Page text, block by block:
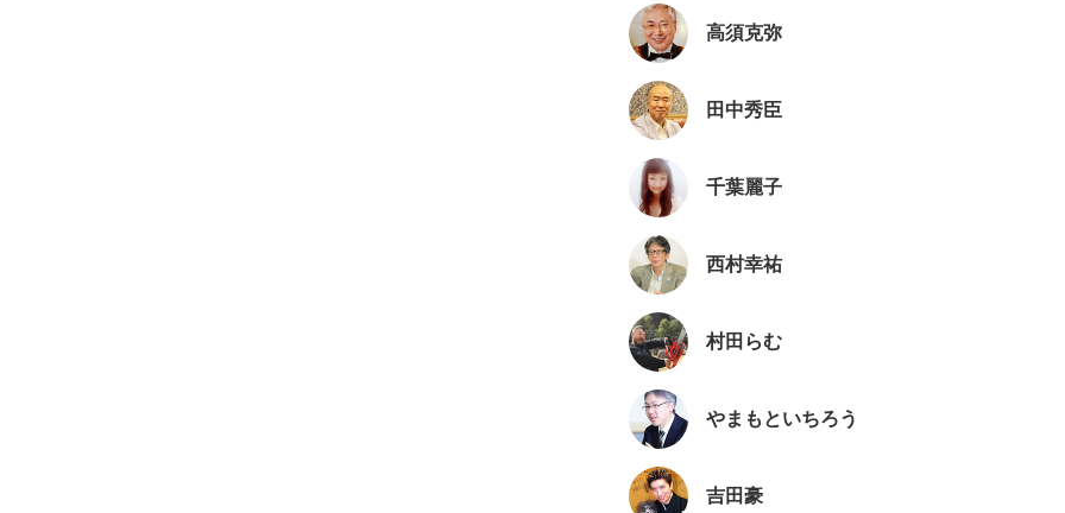
高須克弥
田中秀臣
千葉麗子
西村幸祐
村田らむ
やまもといちろう
吉田豪